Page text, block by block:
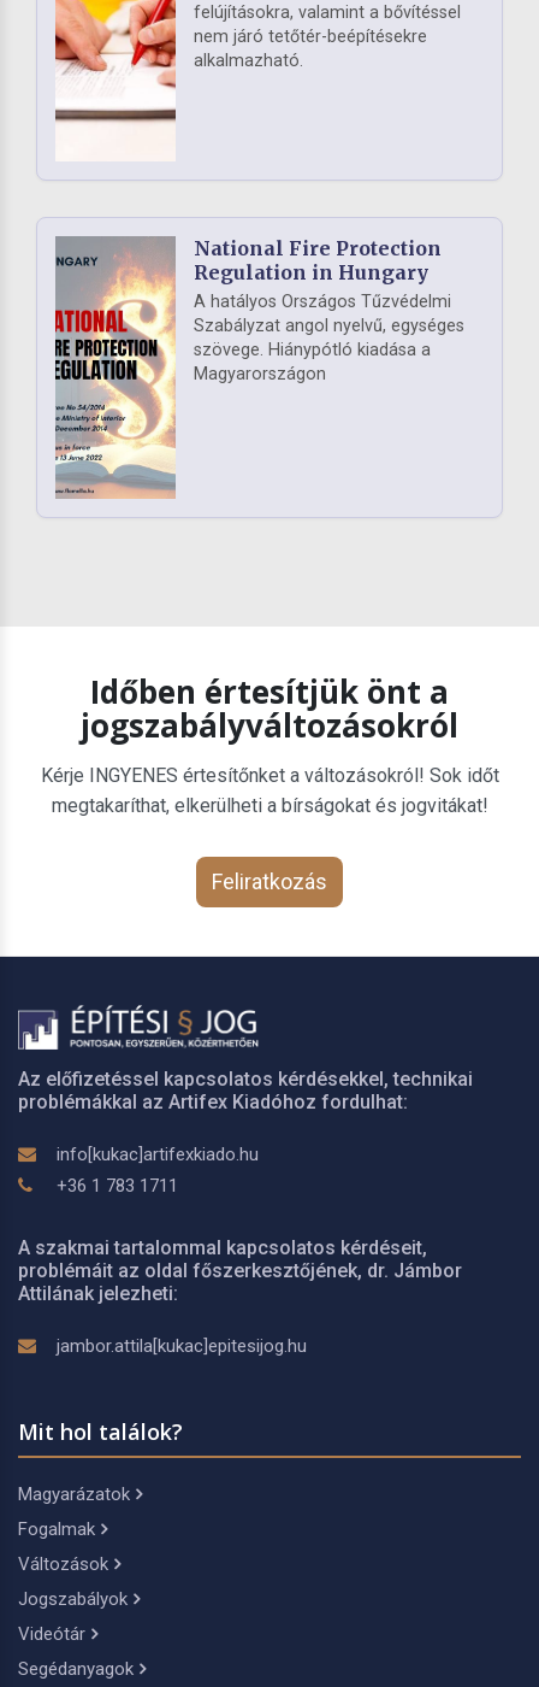
felújításokra, valamint a bővítéssel
nem járó tetőtér-beépítésekre
alkalmazható.
National Fire Protection
Regulation in Hungary
A hatályos Országos Tűzvédelmi
Szabályzat angol nyelvű, egységes
szövege. Hiánypótló kiadása a
Magyarországon
Időben értesítjük önt a
jogszabályváltozásokról
Kérje INGYENES értesítőnket a változásokról! Sok időt
megtakaríthat, elkerülheti a bírságokat és jogvitákat!
Feliratkozás
Az előfizetéssel kapcsolatos kérdésekkel, technikai
problémákkal az Artifex Kiadóhoz fordulhat:
info[kukac]artifexkiado.hu
+36 1 783 1711
A szakmai tartalommal kapcsolatos kérdéseit,
problémáit az oldal főszerkesztőjének, dr. Jámbor
Attilának jelezheti:
jambor.attila[kukac]epitesijog.hu
Mit hol találok?
Magyarázatok
Fogalmak
Változások
Jogszabályok
Videótár
Segédanyagok